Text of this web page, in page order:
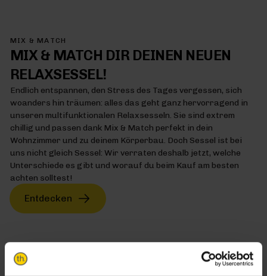
MIX & MATCH
MIX & MATCH DIR DEINEN NEUEN
RELAXSESSEL!
Endlich entspannen, den Stress des Tages vergessen, sich
woanders hin träumen: alles das geht ganz hervorragend in
unseren multifunktionalen Relaxsesseln. Sie sind extrem
chillig und passen dank Mix & Match perfekt in dein
Wohnzimmer und zu deinem Körperbau. Doch Sessel ist bei
uns nicht gleich Sessel: Wir verraten deshalb jetzt, welche
Unterschiede es gibt und worauf du beim Kauf am besten
achten solltest!
Entdecken